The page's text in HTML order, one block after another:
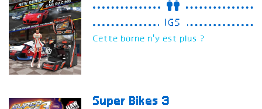
IGS
Cette borne n'y est plus ?
Super Bikes 3